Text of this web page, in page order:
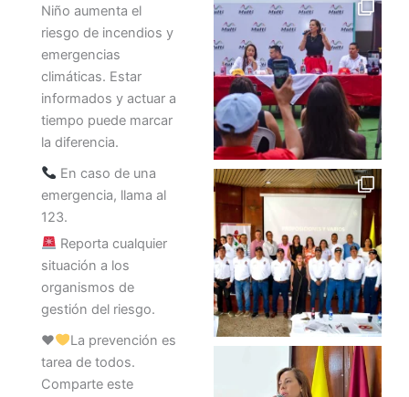
Niño aumenta el
riesgo de incendios y
emergencias
climáticas. Estar
informados y actuar a
tiempo puede marcar
la diferencia.
En caso de una
emergencia, llama al
123.
Reporta cualquier
situación a los
organismos de
gestión del riesgo.
♥️
La prevención es
tarea de todos.
Comparte este